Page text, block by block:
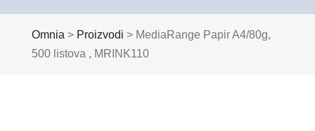
Omnia > Proizvodi > MediaRange Papir A4/80g,
500 listova , MRINK110